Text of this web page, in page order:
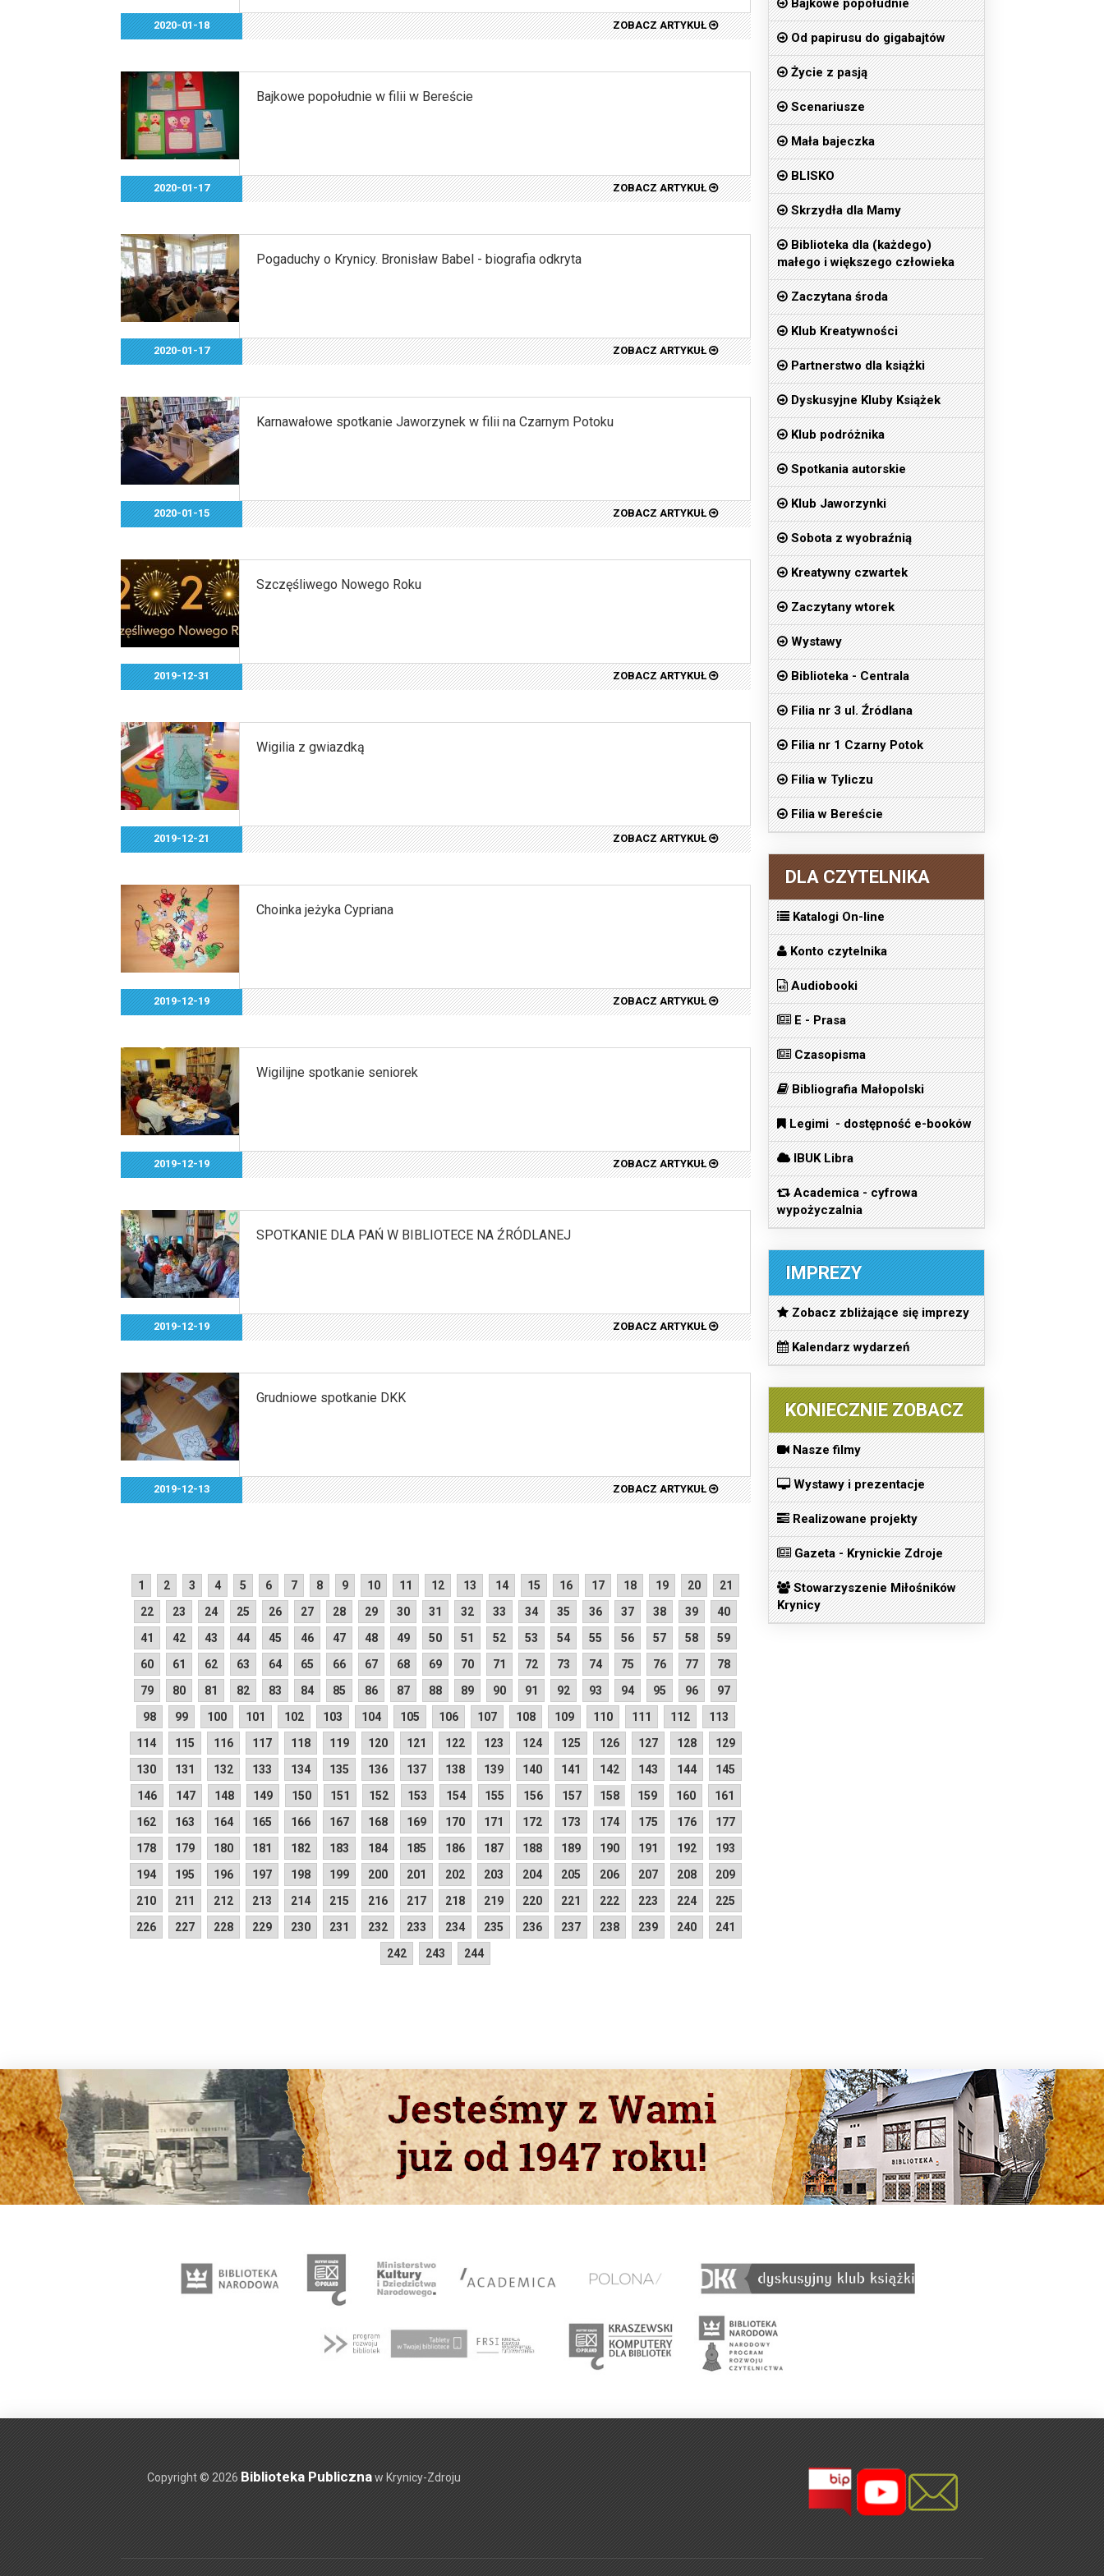
2020-01-18 ZOBACZ ARTYKUŁ
Bajkowe popołudnie w filii w Bereście
2020-01-17 ZOBACZ ARTYKUŁ
Pogaduchy o Krynicy. Bronisław Babel - biografia odkryta
2020-01-17 ZOBACZ ARTYKUŁ
Karnawałowe spotkanie Jaworzynek w filii na Czarnym Potoku
2020-01-15 ZOBACZ ARTYKUŁ
Szczęśliwego Nowego Roku
2019-12-31 ZOBACZ ARTYKUŁ
Wigilia z gwiazdką
2019-12-21 ZOBACZ ARTYKUŁ
Choinka jeżyka Cypriana
2019-12-19 ZOBACZ ARTYKUŁ
Wigilijne spotkanie seniorek
2019-12-19 ZOBACZ ARTYKUŁ
SPOTKANIE DLA PAŃ W BIBLIOTECE NA ŹRÓDLANEJ
2019-12-19 ZOBACZ ARTYKUŁ
Grudniowe spotkanie DKK
2019-12-13 ZOBACZ ARTYKUŁ
1 2 3 4 5 6 7 8 9 10 11 12 13 14 15 16 17 18 19 20
21
22
23 24 25 26 27 28 29 30 31 32 33 34 35 36 37 38 39
40
41
42 43 44 45 46 47 48 49 50 51 52 53 54 55 56 57 58
59
60
61 62 63 64 65 66 67 68 69 70 71 72 73 74 75 76 77
78
79
80 81 82 83 84 85 86 87 88 89 90 91 92 93 94 95 96
97
98
99 100 101 102 103 104 105 106 107 108 109 110 111 112
113
114
115 116 117 118 119 120 121 122 123 124 125 126 127 128
129
130
131 132 133 134 135 136 137 138 139 140 141 142 143 144
145
146
147 148 149 150 151 152 153 154 155 156 157 158 159 160
161
162
163 164 165 166 167 168 169 170 171 172 173 174 175 176
177
178
179 180 181 182 183 184 185 186 187 188 189 190 191 192
193
194
195 196 197 198 199 200 201 202 203 204 205 206 207 208
209
210
211 212 213 214 215 216 217 218 219 220 221 222 223 224
225
226
227 228 229 230 231 232 233 234 235 236 237 238 239 240
241
242
243 244
Bajkowe popołudnie
Od papirusu do gigabajtów
Życie z pasją
Scenariusze
Mała bajeczka
BLISKO
Skrzydła dla Mamy
Biblioteka dla (każdego)
małego i większego człowieka
Zaczytana środa
Klub Kreatywności
Partnerstwo dla książki
Dyskusyjne Kluby Książek
Klub podróżnika
Spotkania autorskie
Klub Jaworzynki
Sobota z wyobraźnią
Kreatywny czwartek
Zaczytany wtorek
Wystawy
Biblioteka - Centrala
Filia nr 3 ul. Źródlana
Filia nr 1 Czarny Potok
Filia w Tyliczu
Filia w Bereście
DLA CZYTELNIKA
Katalogi On-line
Konto czytelnika
Audiobooki
E - Prasa
Czasopisma
Bibliografia Małopolski
Legimi - dostępność e-booków
IBUK Libra
Academica - cyfrowa
wypożyczalnia
IMPREZY
Zobacz zbliżające się imprezy
Kalendarz wydarzeń
KONIECZNIE ZOBACZ
Nasze filmy
Wystawy i prezentacje
Realizowane projekty
Gazeta - Krynickie Zdroje
Stowarzyszenie Miłośników
Krynicy
Copyright © 2026 Biblioteka Publicznaw Krynicy-Zdroju